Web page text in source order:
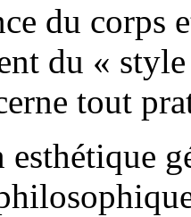
du corps
du «
tout